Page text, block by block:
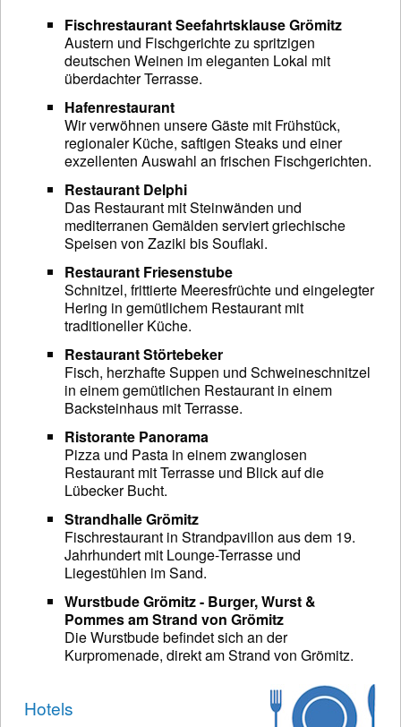
Fischrestaurant Seefahrtsklause Grömitz
Austern und Fischgerichte zu spritzigen
deutschen Weinen im eleganten Lokal mit
überdachter Terrasse.
Hafenrestaurant
Wir verwöhnen unsere Gäste mit Frühstück,
regionaler Küche, saftigen Steaks und einer
exzellenten Auswahl an frischen Fischgerichten.
Restaurant Delphi
Das Restaurant mit Steinwänden und
mediterranen Gemälden serviert griechische
Speisen von Zaziki bis Souflaki.
Restaurant Friesenstube
Schnitzel, frittierte Meeresfrüchte und eingelegter
Hering in gemütlichem Restaurant mit
traditioneller Küche.
Restaurant Störtebeker
Fisch, herzhafte Suppen und Schweineschnitzel
in einem gemütlichen Restaurant in einem
Backsteinhaus mit Terrasse.
Ristorante Panorama
Pizza und Pasta in einem zwanglosen
Restaurant mit Terrasse und Blick auf die
Lübecker Bucht.
Strandhalle Grömitz
Fischrestaurant in Strandpavillon aus dem 19.
Jahrhundert mit Lounge-Terrasse und
Liegestühlen im Sand.
Wurstbude Grömitz - Burger, Wurst &
Pommes am Strand von Grömitz
Die Wurstbude befindet sich an der
Kurpromenade, direkt am Strand von Grömitz.
Hotels